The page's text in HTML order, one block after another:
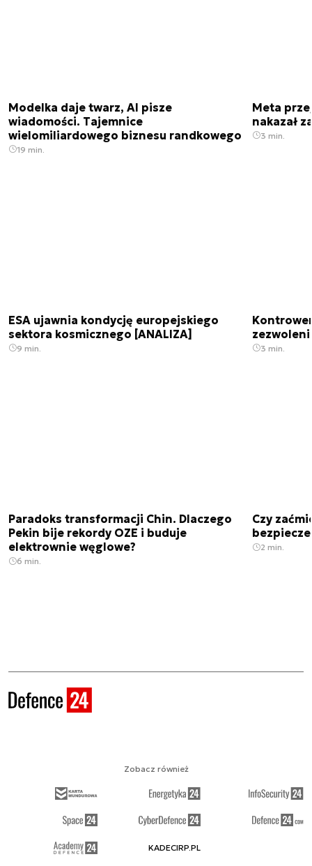
Modelka daje twarz, AI pisze
wiadomości. Tajemnice
wielomiliardowego biznesu randkowego
19 min.
Meta
nakazał
3 min.
ESA ujawnia kondycję europejskiego
sektora kosmicznego [ANALIZA]
9 min. 3 min.
Paradoks transformacji Chin. Dlaczego
Pekin bije rekordy OZE i buduje
elektrownie węglowe?
6 min.
Czy
2 min.
Zobacz również
KADECIRP.PL